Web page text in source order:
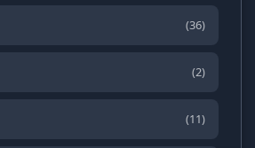
(36)
(2)
(11)